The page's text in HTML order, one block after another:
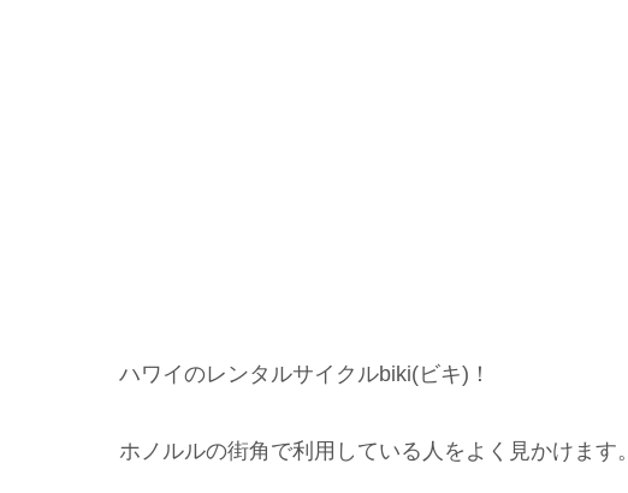
ハワイのレンタルサイクルbiki(ビキ)！
ホノルルの街角で利用している人をよく見かけます。